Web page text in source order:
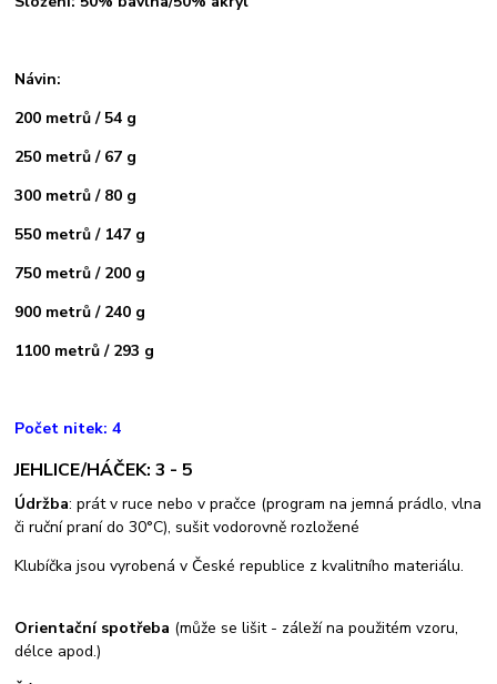
Návin:
200 metrů / 54 g
250 metrů / 67 g
300 metrů / 80 g
550 metrů / 147 g
750 metrů / 200 g
900 metrů / 240 g
1100 metrů / 293 g
Počet nitek: 4
JEHLICE/HÁČEK: 3 - 5
Údržba: prát v ruce nebo v pračce (program na jemná prádlo, vlna
či ruční praní do 30°C), sušit vodorovně rozložené
Klubíčka jsou vyrobená v České republice z kvalitního materiálu.
Orientační spotřeba (může se lišit - záleží na použitém vzoru,
délce apod.)